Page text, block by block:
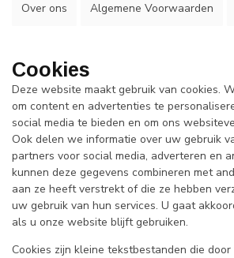
Over ons Algemene Voorwaarden
Cookies
Deze website maakt gebruik van cookies.
om content en advertenties te
social media te bieden en om ons
Ook delen we informatie over uw gebruik
partners voor social media, adverteren en
kunnen deze gegevens combineren met
aan ze heeft verstrekt of die ze hebben
uw gebruik van hun services. U gaat
als u onze website blijft gebruiken.
Cookies zijn kleine tekstbestanden die